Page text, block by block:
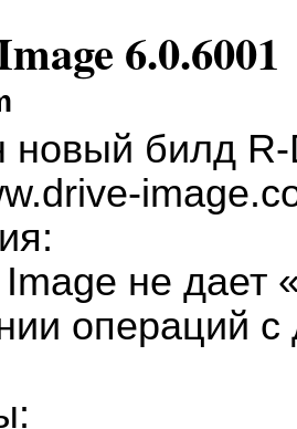
6.0.6001
новый билд
не дает
операций с